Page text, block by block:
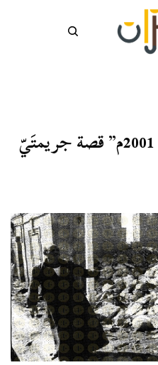
“هدم قبر بن خلدون عام 2001م” قصة جريمتَيّ